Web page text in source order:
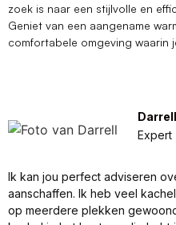
zoek is naar een stijlvolle en
Geniet van een aangename
comfortabele omgeving waarin
Darrell
Expert
Ik kan jou perfect adviseren
aanschaffen. Ik heb veel
op meerdere plekken